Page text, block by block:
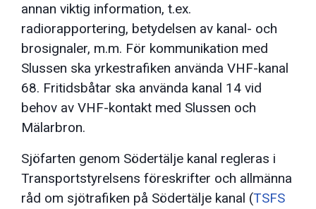
annan viktig information, t.ex.
radiorapportering, betydelsen av kanal- och
brosignaler, m.m. För kommunikation med
Slussen ska yrkestrafiken använda VHF-kanal
68. Fritidsbåtar ska använda kanal 14 vid
behov av VHF-kontakt med Slussen och
Mälarbron.
Sjöfarten genom Södertälje kanal regleras i
Transportstyrelsens föreskrifter och allmänna
råd om sjötrafiken på Södertälje kanal (TSFS